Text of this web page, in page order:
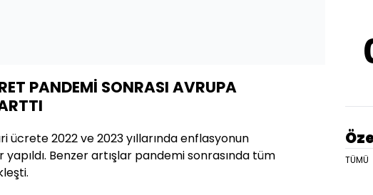
PANDEMİ SONRASI AVRUPA
ücrete 2022 ve 2023 yıllarında enflasyonun
yapıldı. Benzer artışlar pandemi sonrasında tüm
TÜMÜ